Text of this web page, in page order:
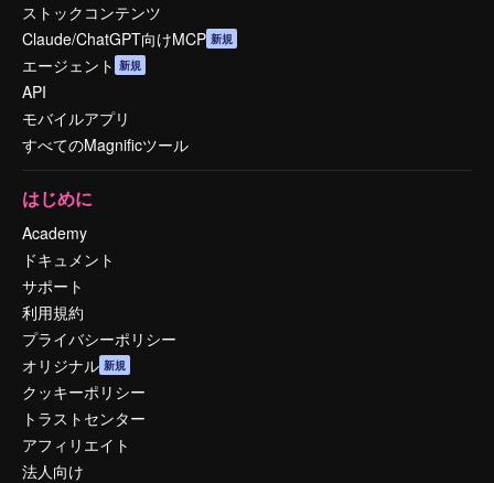
ストックコンテンツ
Claude/ChatGPT向けMCP 新規
エージェント 新規
API
モバイルアプリ
すべてのMagnificツール
はじめに
Academy
ドキュメント
サポート
利用規約
プライバシーポリシー
オリジナル 新規
クッキーポリシー
トラストセンター
アフィリエイト
法人向け